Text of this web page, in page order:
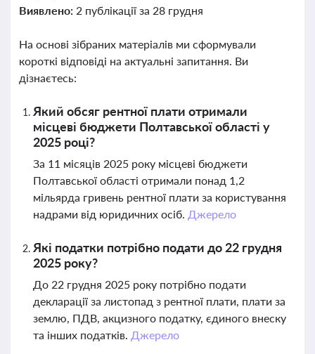
Виявлено: 2 публікації за 28 грудня
На основі зібраних матеріалів ми сформували
короткі відповіді на актуальні запитання. Ви
дізнаєтесь:
Який обсяг рентної плати отримали
місцеві бюджети Полтавської області у
2025 році?
За 11 місяців 2025 року місцеві бюджети
Полтавської області отримали понад 1,2
мільярда гривень рентної плати за користування
надрами від юридичних осіб. Джерело
Які податки потрібно подати до 22 грудня
2025 року?
До 22 грудня 2025 року потрібно подати
декларації за листопад з рентної плати, плати за
землю, ПДВ, акцизного податку, єдиного внеску
та інших податків. Джерело